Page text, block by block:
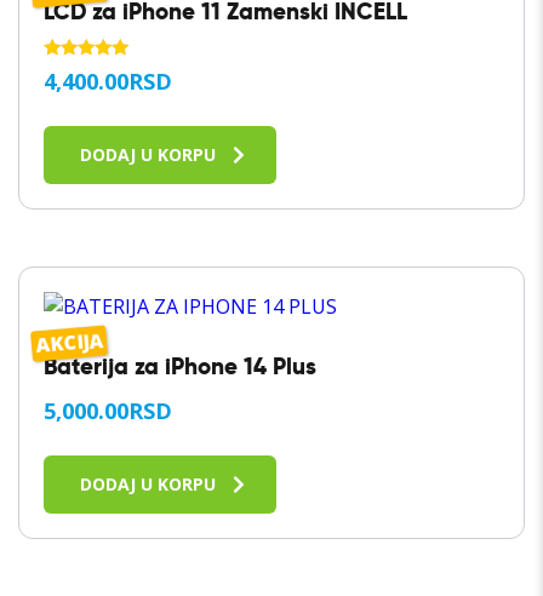
LCD za iPhone 11 Zamenski INCELL
OCENJENO
SA
4,400.00RSD
DODAJ U KORPU
AKCIJA
Baterija za iPhone 14 Plus
5,000.00RSD
DODAJ U KORPU